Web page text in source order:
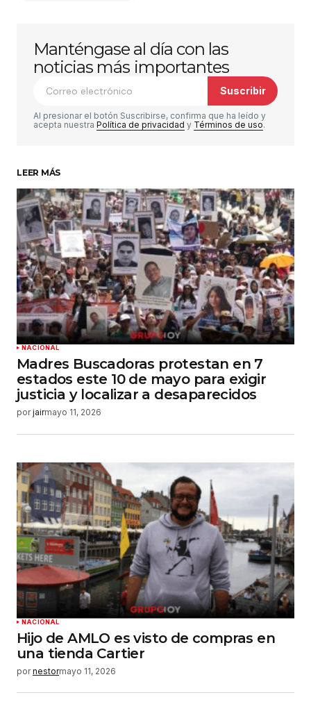
Tu dirección de correo electrónico no será
publicada. Los campos obligatorios están
marcados con*
Comentario*
Su nombre*
Tu correo electrónico*
Guardar mi nombre, correo electrónico y sitio
web en este navegador para la próxima vez que
haga un comentario.
Enviar comentario
Manténgase al día con las
noticias más importantes
Suscribir
Al presionar el botón Suscribirse, confirma que ha leído y
acepta nuestra Política de privacidad y Términos de uso.
LEER MÁS
NACIONAL
Madres Buscadoras protestan en 7
estados este 10 de mayo para exigir
justicia y localizar a desaparecidos
por jairmayo 11, 2026
NACIONAL
Hijo de AMLO es visto de compras en
una tienda Cartier
por nestormayo 11, 2026